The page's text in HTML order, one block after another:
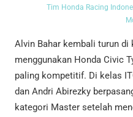
Tim Honda Racing
Alvin Bahar kembali turun di
menggunakan Honda Civic
paling kompetitif. Di kelas
dan Andri Abirezky
kategori Master setelah